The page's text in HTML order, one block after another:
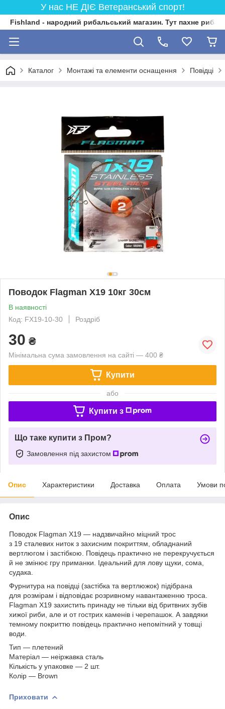
У нас НЕ ДІЄ Ветеранський спорт!
Fishland - народний рибальський магазин. Тут пахне
Каталог Монтажі та елементи оснащення Повідці
Поводок Flagman X19 10кг 30см
В наявності
Код: FX19-10-30
Роздріб
30 ₴
Мінімальна сума замовлення на сайті — 400 ₴
Купити
або
Купити з
Що таке купити з Пром?
Замовлення під захистом
Опис Характеристики Доставка Оплата Умови
Опис
Поводок Flagman X19 — надзвичайно міцний трос
з 19 сталевих ниток з захисним покриттям, обладнаний
вертлюгом і застібкою. Повідець практично не перекручується
й не змінює гру приманки. Ідеальний для лову щуки, сома,
судака.
Фурнитура на повідці (застібка та вертлюжок) підібрана
для розмірам і відповідає розривному навантаженню троса.
Flagman X19 захистить принаду не тільки від бритвних зубів
хижої риби, але и от гострих каменів і черепашок. А завдяки
темному покриттю повідець практично непомітний у товщі
води.
Тип — плетений
Матеріал — неіржавка сталь
Кількість у упаковке — 2 шт.
Колір — Brown
Приховати